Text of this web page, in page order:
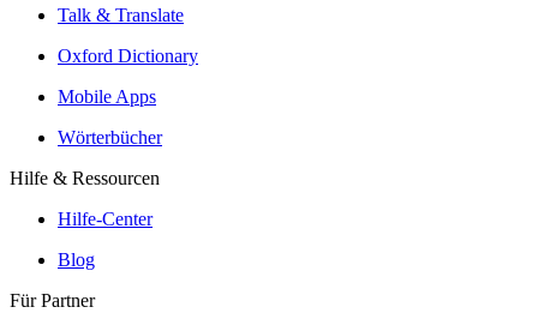
Talk & Translate
Oxford Dictionary
Mobile Apps
Wörterbücher
Hilfe & Ressourcen
Hilfe-Center
Blog
Für Partner